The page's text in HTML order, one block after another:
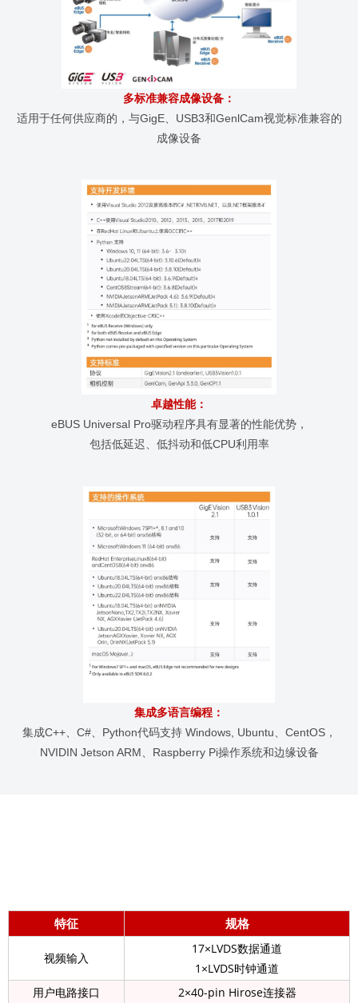
多标准兼容成像设备 ：
适用于任何供应商的，与GigE、USB3和GenlCam视觉标准兼容的
成像设备
卓越性能：
eBUS Universal Pro驱动程序具有显著的性能优势，
包括低延迟、低抖动和低CPU利用率
集成多语言编程 ：
集成C++、C#、Python代码支持 Windows, Ubuntu、CentOS，
NVIDIN Jetson ARM、Raspberry Pi操作系统和边缘设备
特征 规格
视频输入
17×LVDS数据通道
1×LVDS时钟通道
用户电路接口
2×40-pin Hirose连接器